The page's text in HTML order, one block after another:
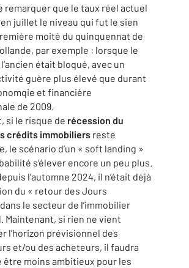
remarquer que le taux réel actuel
juillet le niveau qui fut le sien
moité du quinquennat de
par exemple : lorsque le
était bloqué, avec un
guère plus élevé que durant
et financière
de 2009.
si le risque de récession du
crédits immobiliers reste
le scénario d’un « soft landing »
s’élever encore un peu plus.
l’automne 2024, il n’était déjà
du « retour des Jours
le secteur de l’immobilier
Maintenant, si rien ne vient
l’horizon prévisionnel des
et/ou des acheteurs, il faudra
être moins ambitieux pour les